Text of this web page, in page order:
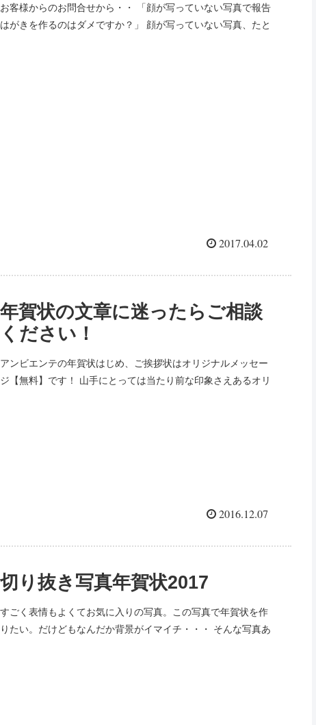
お客様からのお問合せから・・ 「顔が写っていない写真で報告
はがきを作るのはダメですか？」 顔が写っていない写真、たと
2017.04.02
年賀状の文章に迷ったらご相談
ください！
アンビエンテの年賀状はじめ、ご挨拶状はオリジナルメッセー
ジ【無料】です！ 山手にとっては当たり前な印象さえあるオリ
2016.12.07
切り抜き写真年賀状2017
すごく表情もよくてお気に入りの写真。この写真で年賀状を作
りたい。だけどもなんだか背景がイマイチ・・・ そんな写真あ